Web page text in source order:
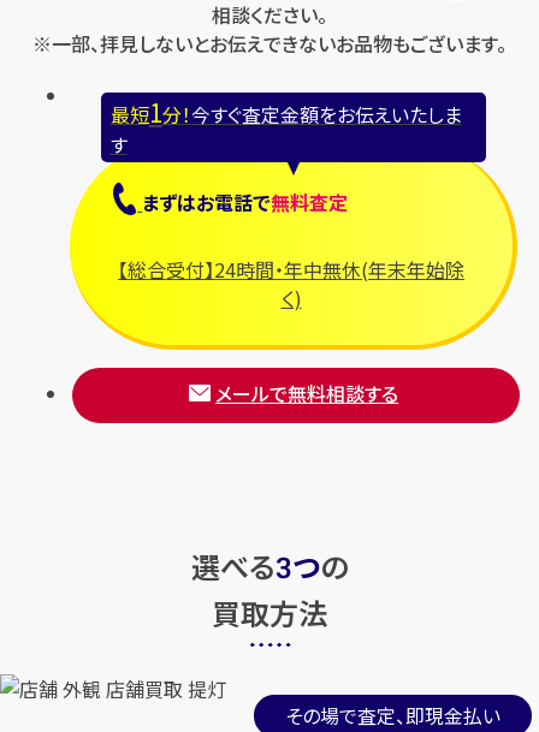
相談ください。
※一部、拝見しないとお伝えできないお品物もございます。
最短1分！今すぐ査定金額をお伝えいたしま
す
まずはお電話で無料査定
【総合受付】24時間・年中無休(年末年始除
く)
メールで無料相談する
選べる3つの
買取方法
その場で査定、即現金払い